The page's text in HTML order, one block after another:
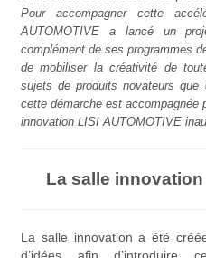
Pour accompagner cette
AUTOMOTIVE a lancé un
complément de ses programmes
de mobiliser la créativité de
sujets de produits novateurs que
cette démarche est accompagnée
innovation LISI AUTOMOTIVE
La salle innovation
La salle innovation a été
d’idées afin d’introduire